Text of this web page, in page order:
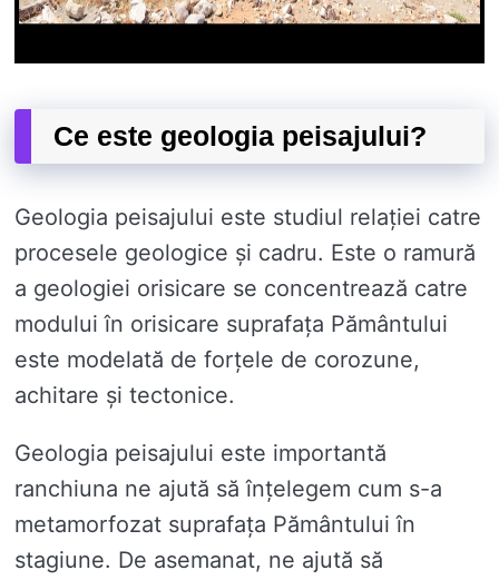
Ce este geologia peisajului?
Geologia peisajului este studiul relației catre
procesele geologice și cadru. Este o ramură
a geologiei orisicare se concentrează catre
modului în orisicare suprafața Pământului
este modelată de forțele de corozune,
achitare și tectonice.
Geologia peisajului este importantă
ranchiuna ne ajută să înțelegem cum s-a
metamorfozat suprafața Pământului în
stagiune. De asemanat, ne ajută să